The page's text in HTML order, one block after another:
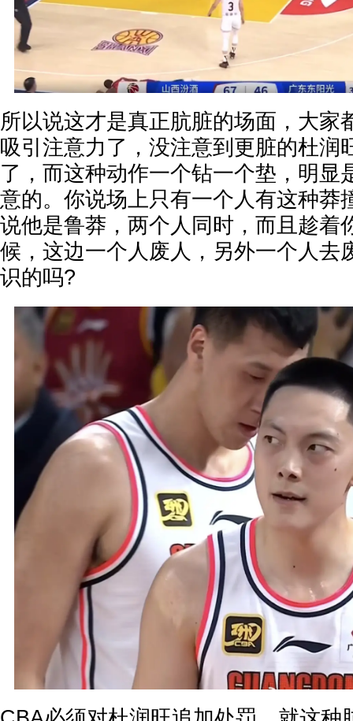
所以说这才是真正肮脏的场面，大家
吸引注意力了，没注意到更脏的杜润
了，而这种动作一个钻一个垫，明显
意的。你说场上只有一个人有这种莽
说他是鲁莽，两个人同时，而且趁着
候，这边一个人废人，另外一个人去
识的吗?